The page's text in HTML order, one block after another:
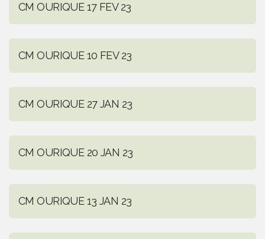
CM OURIQUE 17 FEV 23
CM OURIQUE 10 FEV 23
CM OURIQUE 27 JAN 23
CM OURIQUE 20 JAN 23
CM OURIQUE 13 JAN 23